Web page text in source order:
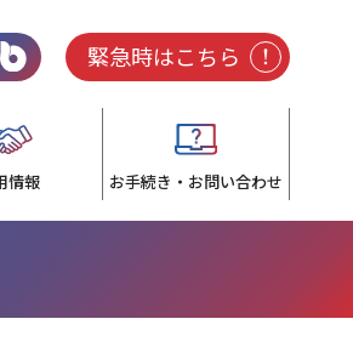
緊急時はこちら
情報 お手続き・お問い合わせ